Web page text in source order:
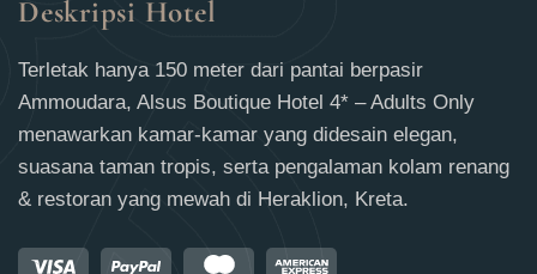
Deskripsi Hotel
Terletak hanya 150 meter dari pantai berpasir
Ammoudara, Alsus Boutique Hotel 4* – Adults Only
menawarkan kamar-kamar yang didesain elegan,
suasana taman tropis, serta pengalaman kolam renang
& restoran yang mewah di Heraklion, Kreta.